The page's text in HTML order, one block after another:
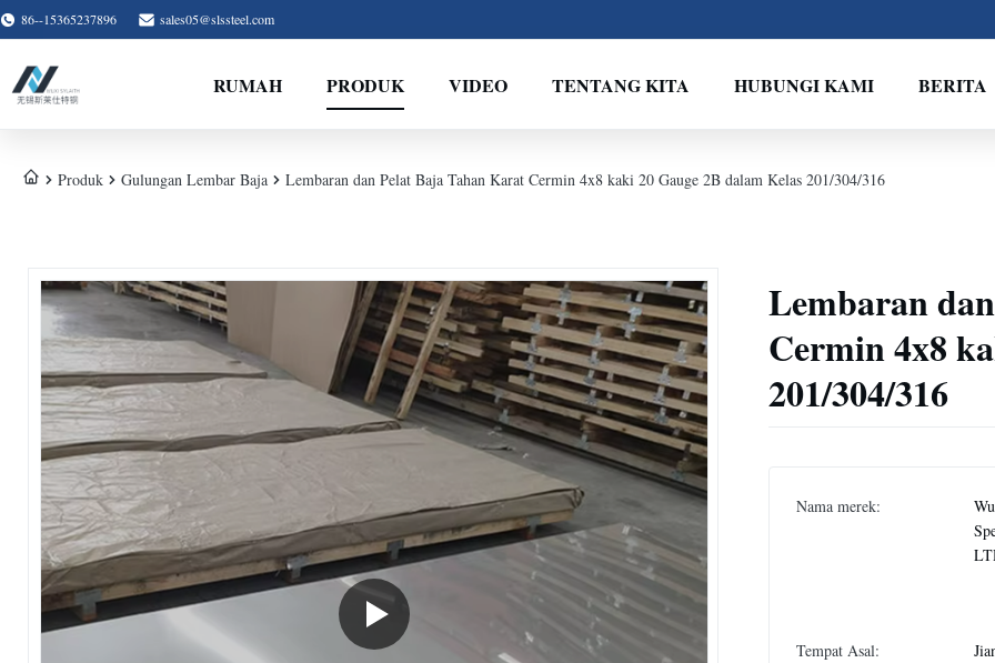
86--15365237896 sales05@slssteel.com
RUMAH PRODUK VIDEO TENTANG KITA HUBUNGI KAMI BERITA
Produk Gulungan Lembar Baja Lembaran dan Pelat Baja Tahan Karat Cermin 4x8 kaki 20 Gauge 2B dalam Kelas 201/304/316
Lembaran
Cermin 4x8
201/304/316
Nama merek:
Tempat Asal: